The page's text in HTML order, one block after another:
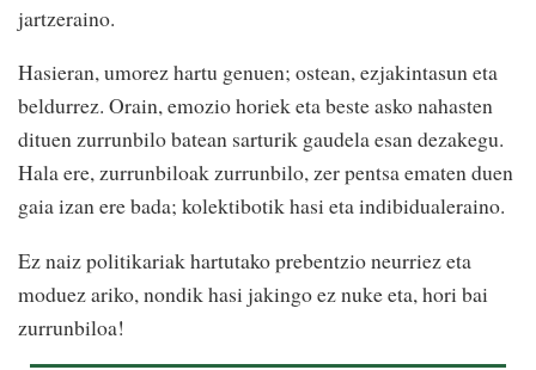
jartzeraino.
Hasieran, umorez hartu genuen; ostean, ezjakintasun eta
beldurrez. Orain, emozio horiek eta beste asko nahasten
dituen zurrunbilo batean sarturik gaudela esan dezakegu.
Hala ere, zurrunbiloak zurrunbilo, zer pentsa ematen duen
gaia izan ere bada; kolektibotik hasi eta indibidualeraino.
Ez naiz politikariak hartutako prebentzio neurriez eta
moduez ariko, nondik hasi jakingo ez nuke eta, hori bai
zurrunbiloa!